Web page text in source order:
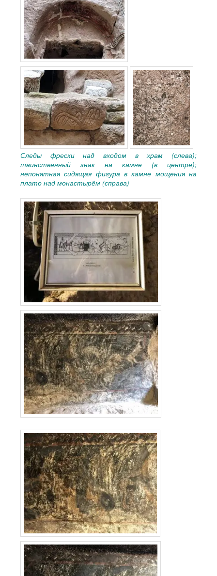
Следы фрески над входом в храм (слева);
таинственный знак на камне (в центре);
непонятная сидящая фигура в камне мощения на
плато над монастырём (справа)